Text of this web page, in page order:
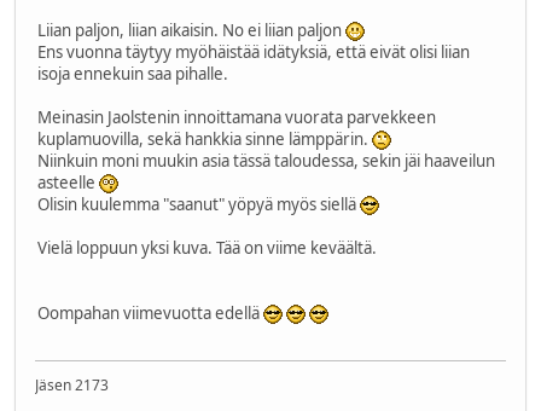
Liian paljon, liian aikaisin. No ei liian paljon
Ens vuonna täytyy myöhäistää idätyksiä, että eivät olisi liian
isoja ennekuin saa pihalle.
Meinasin Jaolstenin innoittamana vuorata parvekkeen
kuplamuovilla, sekä hankkia sinne lämppärin.
Niinkuin moni muukin asia tässä taloudessa, sekin jäi haaveilun
asteelle
Olisin kuulemma "saanut" yöpyä myös siellä
Vielä loppuun yksi kuva. Tää on viime keväältä.
Oompahan viimevuotta edellä
Jäsen 2173